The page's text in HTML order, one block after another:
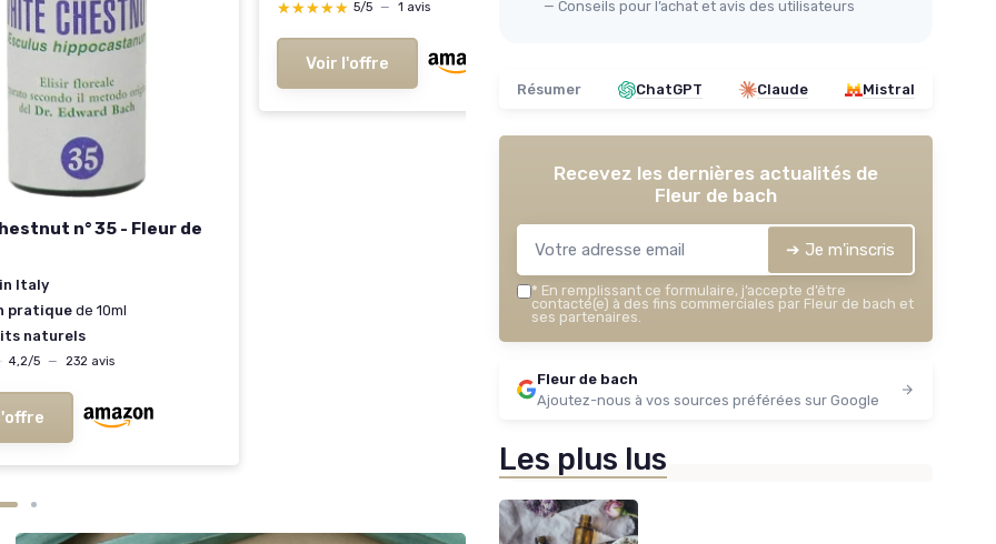
n° 35 - Fleur de
Italy
pratique de 10ml
naturels
4,2/5 — 232 avis
★★★★★
★★★★★ 5/5 — 1 avis
Voir l'offre
— Conseils pour l’achat et avis des utilisateurs
Résumer ChatGPT Claude Mistral
Recevez les dernières actualités de
Fleur de bach
➔ Je m'inscris
* En remplissant ce formulaire, j’accepte d’être
contacté(e) à des fins commerciales par Fleur de bach et
ses partenaires.
Fleur de bach
Ajoutez-nous à vos sources préférées sur Google
Les plus lus